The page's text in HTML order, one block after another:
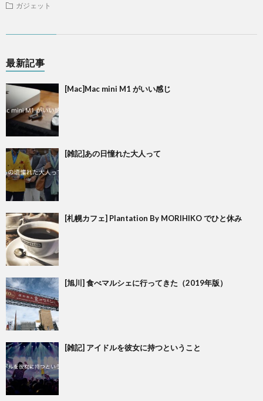
ガジェット
最新記事
[Mac]Mac mini M1 がいい感じ
[雑記]あの日憧れた大人って
[札幌カフェ] Plantation By MORIHIKO でひと休み
[旭川] 食べマルシェに行ってきた（2019年版）
[雑記] アイドルを彼女に持つということ